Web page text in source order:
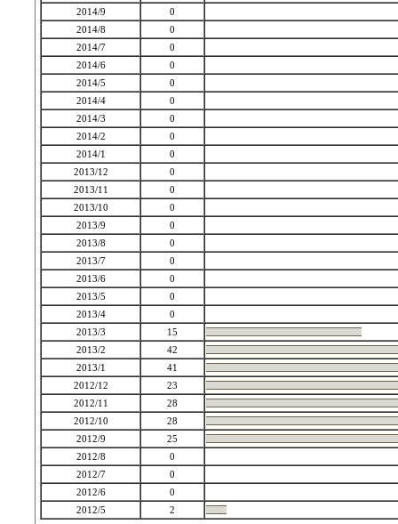
2014/9
0
2014/8
0
2014/7
0
2014/6
0
2014/5
0
2014/4
0
2014/3
0
2014/2
0
2014/1
0
2013/12
0
2013/11
0
2013/10
0
2013/9
0
2013/8
0
2013/7
0
2013/6
0
2013/5
0
2013/4
0
2013/3
15
2013/2
42
2013/1
41
2012/12
23
2012/11
28
2012/10
28
2012/9
25
2012/8
0
2012/7
0
2012/6
0
2012/5
2